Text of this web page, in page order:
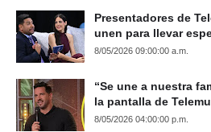
Presentadores de
unen para llevar
8/05/2026 09:00:00 a.m.
“Se une a nuestra
la pantalla de
8/05/2026 04:00:00 p.m.